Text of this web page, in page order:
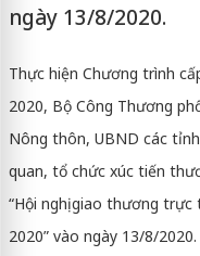
ngày 13/8/2020.
Thực hiện Chương trình
2020, Bộ Công Thương
Nông thôn, UBND các
quan, tổ chức xúc tiến
“Hội nghị giao thương
2020” vào ngày 13/8/2020.